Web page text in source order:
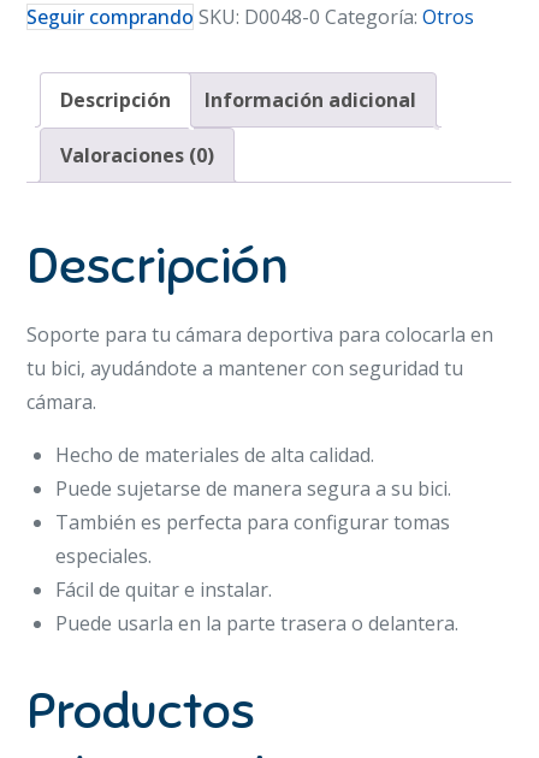
Seguir comprando SKU: D0048-0 Categoría:Otros
Descripción Información adicional
Valoraciones (0)
Descripción
Soporte para tu cámara deportiva para colocarla en
tu bici, ayudándote a mantener con seguridad tu
cámara.
Hecho de materiales de alta calidad.
Puede sujetarse de manera segura a su bici.
También es perfecta para configurar tomas
especiales.
Fácil de quitar e instalar.
Puede usarla en la parte trasera o delantera.
Productos